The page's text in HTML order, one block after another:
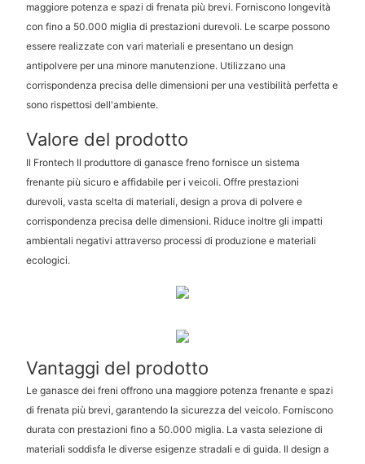
maggiore potenza e spazi di frenata più brevi. Forniscono longevità
con fino a 50.000 miglia di prestazioni durevoli. Le scarpe possono
essere realizzate con vari materiali e presentano un design
antipolvere per una minore manutenzione. Utilizzano una
corrispondenza precisa delle dimensioni per una vestibilità perfetta e
sono rispettosi dell'ambiente.
Valore del prodotto
Il Frontech Il produttore di ganasce freno fornisce un sistema
frenante più sicuro e affidabile per i veicoli. Offre prestazioni
durevoli, vasta scelta di materiali, design a prova di polvere e
corrispondenza precisa delle dimensioni. Riduce inoltre gli impatti
ambientali negativi attraverso processi di produzione e materiali
ecologici.
Vantaggi del prodotto
Le ganasce dei freni offrono una maggiore potenza frenante e spazi
di frenata più brevi, garantendo la sicurezza del veicolo. Forniscono
durata con prestazioni fino a 50.000 miglia. La vasta selezione di
materiali soddisfa le diverse esigenze stradali e di guida. Il design a